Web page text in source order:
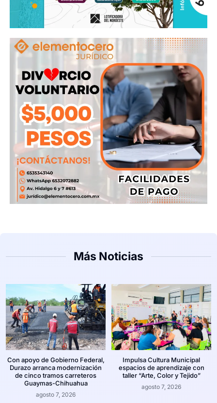
Más Noticias
Con apoyo de Gobierno Federal,
Durazo arranca modernización
de cinco tramos carreteros
Guaymas-Chihuahua
agosto 7, 2026
Impulsa Cultura Municipal
espacios de aprendizaje con
taller “Arte, Color y Tejido”
agosto 7, 2026